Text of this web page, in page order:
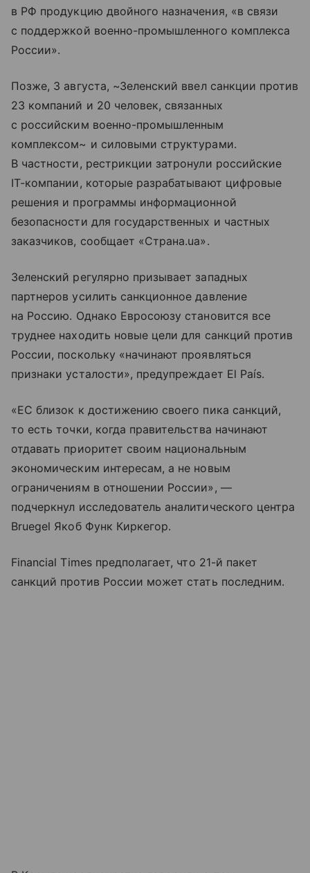
в РФ продукцию двойного назначения, «в связи
с поддержкой военно-промышленного комплекса
России».
Позже, 3 августа, ~Зеленский ввел санкции против
23 компаний и 20 человек, связанных
с российским военно-промышленным
комплексом~ и силовыми структурами.
В частности, рестрикции затронули российские
IТ-компании, которые разрабатывают цифровые
решения и программы информационной
безопасности для государственных и частных
заказчиков, сообщает «Страна.ua».
Зеленский регулярно призывает западных
партнеров усилить санкционное давление
на Россию. Однако Евросоюзу становится все
труднее находить новые цели для санкций против
России, поскольку «начинают проявляться
признаки усталости», предупреждает El País.
«ЕС близок к достижению своего пика санкций,
то есть точки, когда правительства начинают
отдавать приоритет своим национальным
экономическим интересам, а не новым
ограничениям в отношении России», —
подчеркнул исследователь аналитического центра
Bruegel Якоб Функ Киркегор.
Financial Times предполагает, что 21-й пакет
санкций против России может стать последним.